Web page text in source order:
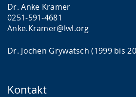
Dr. Anke Kramer
0251-591-4681
Anke.Kramer@lwl.org
Dr. Jochen Grywatsch (1999 bis
Kontakt